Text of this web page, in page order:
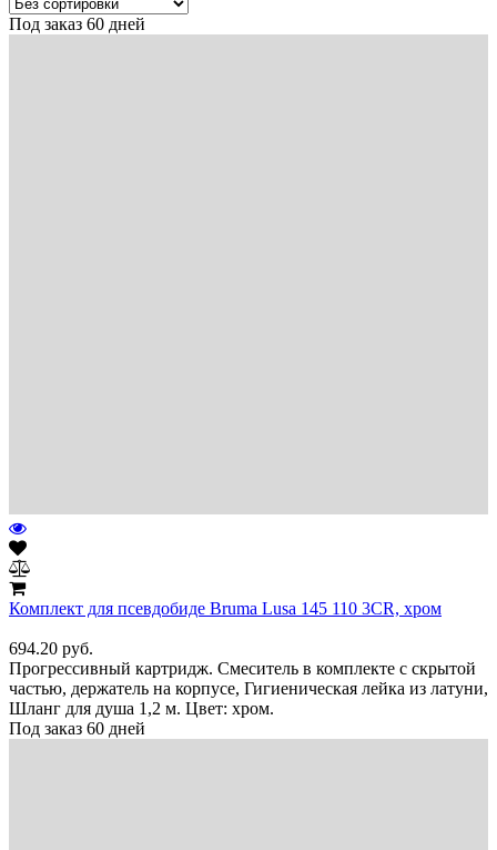
Под заказ 60 дней
Комплект для псевдобиде Bruma Lusa 145 110 3CR, хром
694.20 руб.
Прогрессивный картридж. Смеситель в комплекте с скрытой
частью, держатель на корпусе, Гигиеническая лейка из латуни,
Шланг для душа 1,2 м. Цвет: хром.
Под заказ 60 дней